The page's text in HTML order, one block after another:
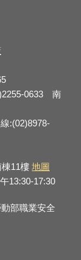
0633 南
:(02)8978-
11樓 地圖
13:30-17:30
部職業安全